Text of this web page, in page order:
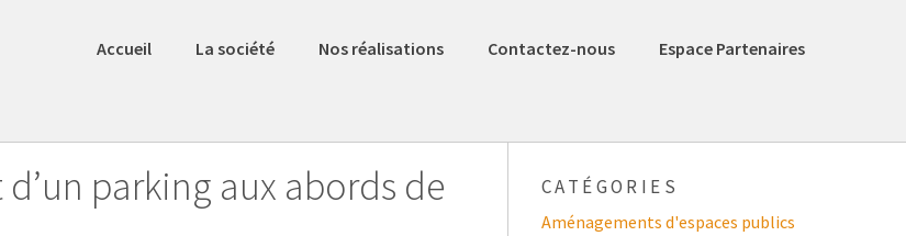
Accueil La société Nos réalisations Contactez-nous Espace Partenaires
d’un parking aux abords de
CATÉGORIES
Aménagements d'espaces publics